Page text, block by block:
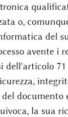
o,
del
avente i
dell'articolo
documento
la sua